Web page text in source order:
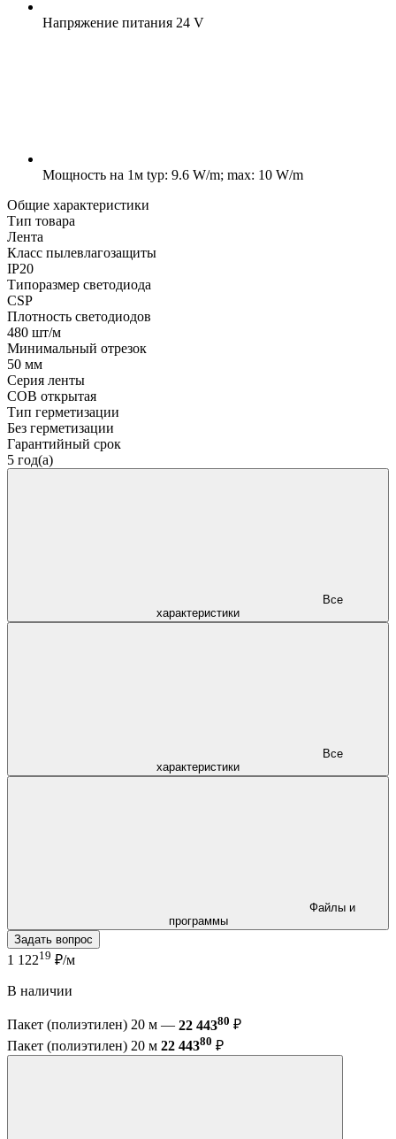
Напряжение питания 24 V
Мощность на 1м typ: 9.6 W/m; max: 10 W/m
Общие характеристики
Тип товара
Лента
Класс пылевлагозащиты
IP20
Типоразмер светодиода
CSP
Плотность светодиодов
480 шт/м
Минимальный отрезок
50 мм
Серия ленты
COB открытая
Тип герметизации
Без герметизации
Гарантийный срок
5 год(а)
характеристики
характеристики
программы
Задать вопрос
1 12219 ₽/м
В наличии
Пакет (полиэтилен) 20 м — 22 44380 ₽
Пакет (полиэтилен) 20 м 22 44380 ₽